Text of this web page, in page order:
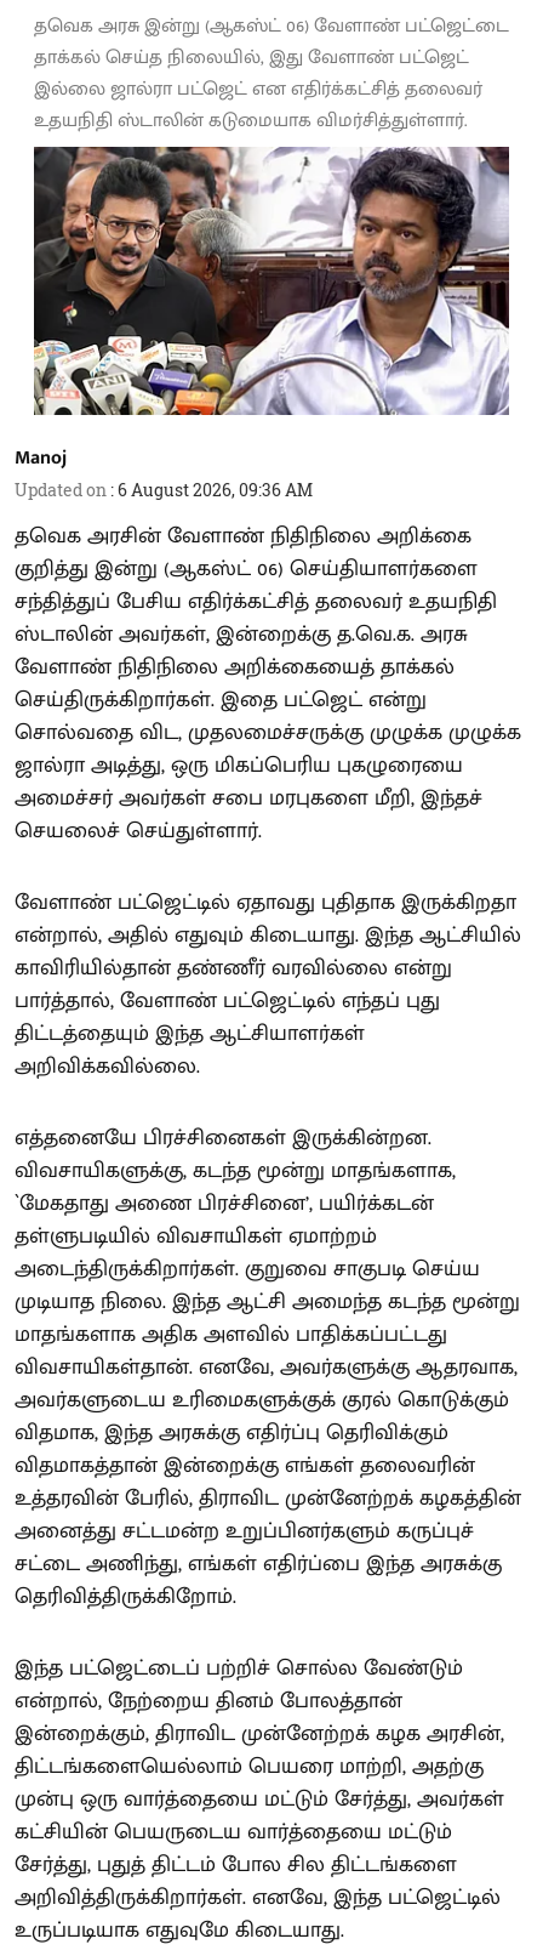
தவெக அரசு இன்று (ஆகஸ்ட் 06) வேளாண் பட்ஜெட்டை
தாக்கல் செய்த நிலையில், இது வேளாண் பட்ஜெட்
இல்லை ஜால்ரா பட்ஜெட் என எதிர்க்கட்சித் தலைவர்
உதயநிதி ஸ்டாலின் கடுமையாக விமர்சித்துள்ளார்.
Manoj
Updated on :6 August 2026, 09:36 AM
தவெக அரசின் வேளாண் நிதிநிலை அறிக்கை
குறித்து இன்று (ஆகஸ்ட் 06) செய்தியாளர்களை
சந்தித்துப் பேசிய எதிர்க்கட்சித் தலைவர் உதயநிதி
ஸ்டாலின் அவர்கள், இன்றைக்கு த.வெ.க. அரசு
வேளாண் நிதிநிலை அறிக்கையைத் தாக்கல்
செய்திருக்கிறார்கள். இதை பட்ஜெட் என்று
சொல்வதை விட, முதலமைச்சருக்கு முழுக்க முழுக்க
ஜால்ரா அடித்து, ஒரு மிகப்பெரிய புகழுரையை
அமைச்சர் அவர்கள் சபை மரபுகளை மீறி, இந்தச்
செயலைச் செய்துள்ளார்.
வேளாண் பட்ஜெட்டில் ஏதாவது புதிதாக இருக்கிறதா
என்றால், அதில் எதுவும் கிடையாது. இந்த ஆட்சியில்
காவிரியில்தான் தண்ணீர் வரவில்லை என்று
பார்த்தால், வேளாண் பட்ஜெட்டில் எந்தப் புது
திட்டத்தையும் இந்த ஆட்சியாளர்கள்
அறிவிக்கவில்லை.
எத்தனையே பிரச்சினைகள் இருக்கின்றன.
விவசாயிகளுக்கு, கடந்த மூன்று மாதங்களாக,
`மேகதாது அணை பிரச்சினை’, பயிர்க்கடன்
தள்ளுபடியில் விவசாயிகள் ஏமாற்றம்
அடைந்திருக்கிறார்கள். குறுவை சாகுபடி செய்ய
முடியாத நிலை. இந்த ஆட்சி அமைந்த கடந்த மூன்று
மாதங்களாக அதிக அளவில் பாதிக்கப்பட்டது
விவசாயிகள்தான். எனவே, அவர்களுக்கு ஆதரவாக,
அவர்களுடைய உரிமைகளுக்குக் குரல் கொடுக்கும்
விதமாக, இந்த அரசுக்கு எதிர்ப்பு தெரிவிக்கும்
விதமாகத்தான் இன்றைக்கு எங்கள் தலைவரின்
உத்தரவின் பேரில், திராவிட முன்னேற்றக் கழகத்தின்
அனைத்து சட்டமன்ற உறுப்பினர்களும் கருப்புச்
சட்டை அணிந்து, எங்கள் எதிர்ப்பை இந்த அரசுக்கு
தெரிவித்திருக்கிறோம்.
இந்த பட்ஜெட்டைப் பற்றிச் சொல்ல வேண்டும்
என்றால், நேற்றைய தினம் போலத்தான்
இன்றைக்கும், திராவிட முன்னேற்றக் கழக அரசின்,
திட்டங்களையெல்லாம் பெயரை மாற்றி, அதற்கு
முன்பு ஒரு வார்த்தையை மட்டும் சேர்த்து, அவர்கள்
கட்சியின் பெயருடைய வார்த்தையை மட்டும்
சேர்த்து, புதுத் திட்டம் போல சில திட்டங்களை
அறிவித்திருக்கிறார்கள். எனவே, இந்த பட்ஜெட்டில்
உருப்படியாக எதுவுமே கிடையாது.